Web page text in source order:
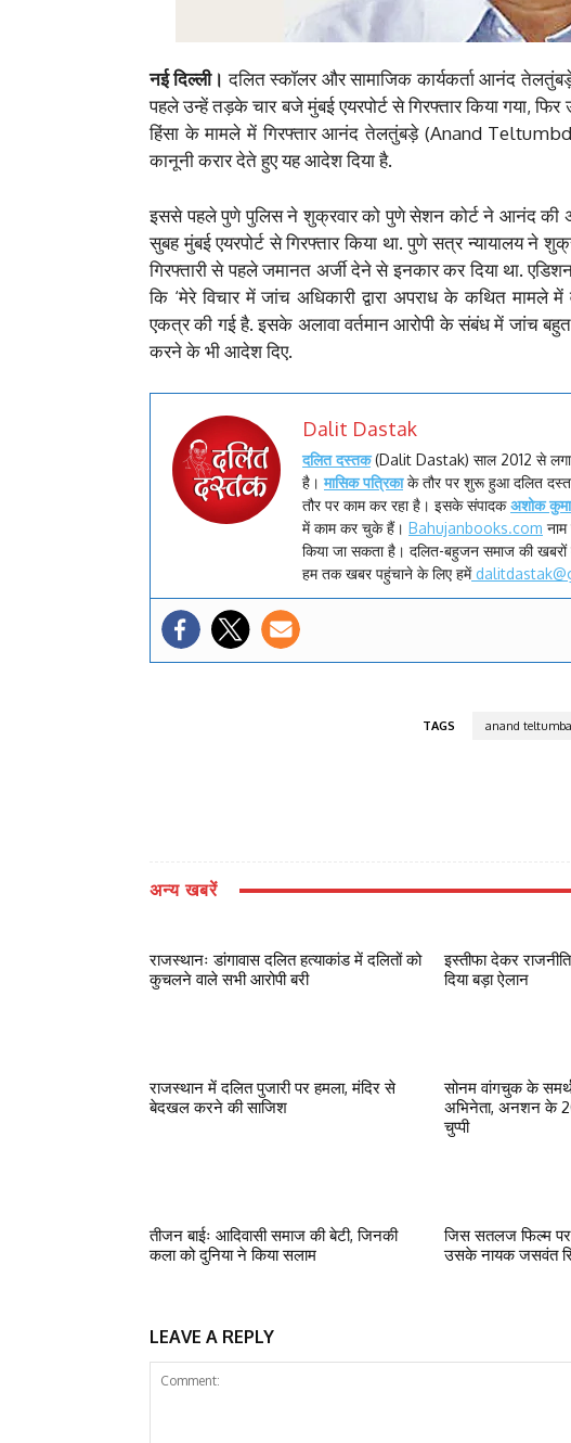
नई दिल्ली। दलित स्कॉलर और सामाजिक कार्यकर्ता आनंद
पहले उन्हें तड़के चार बजे मुंबई एयरपोर्ट से गिरफ्तार किया गया,
हिंसा के मामले में गिरफ्तार आनंद तेलतुंबड़े (Anand
कानूनी करार देते हुए यह आदेश दिया है.
इससे पहले पुणे पुलिस ने शुक्रवार को पुणे सेशन कोर्ट ने आनंद की
सुबह मुंबई एयरपोर्ट से गिरफ्तार किया था. पुणे सत्र न्यायालय ने
गिरफ्तारी से पहले जमानत अर्जी देने से इनकार कर दिया था.
कि ‘मेरे विचार में जांच अधिकारी द्वारा अपराध के कथित मामले में
एकत्र की गई है. इसके अलावा वर्तमान आरोपी के संबंध में जांच
करने के भी आदेश दिए.
Dalit Dastak
दलित दस्तक (Dalit Dastak) साल 2012 से
है।मासिक पत्रिकाके तौर पर शुरू हुआ दलित
तौर पर काम कर रहा है। इसके संपादक अशोक
में काम कर चुके हैं। Bahujanbooks.com
किया जा सकता है। दलित-बहुजन समाज की
हम तक खबर पहुंचाने के लिए हमें
TAGS anand
अन्य खबरें
राजस्थानः डांगावास दलित हत्याकांड में दलितों को
कुचलने वाले सभी आरोपी बरी
इस्तीफा देकर
दिया बड़ा ऐलान
राजस्थान में दलित पुजारी पर हमला, मंदिर से
बेदखल करने की साजिश
सोनम वांगचुक के
अभिनेता, अनशन के
चुप्पी
तीजन बाईः आदिवासी समाज की बेटी, जिनकी
कला को दुनिया ने किया सलाम
जिस सतलज फिल्म पर
उसके नायक जसवंत
LEAVE A REPLY